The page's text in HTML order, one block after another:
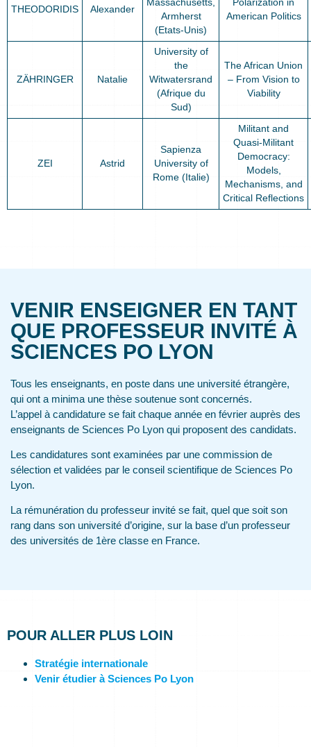
THEODORIDIS Alexander
Massachusetts,
Armherst
(Etats-Unis)
Polarization in
American Politics
ZÄHRINGER Natalie
University of
the
Witwatersrand
(Afrique du
Sud)
The African Union
– From Vision to
Viability
ZEI Astrid
Sapienza
University of
Rome (Italie)
Militant and
Quasi-Militant
Democracy:
Models,
Mechanisms, and
Critical Reflections
VENIR ENSEIGNER EN TANT
QUE PROFESSEUR INVITÉ À
SCIENCES PO LYON
Tous les enseignants, en poste dans une université étrangère,
qui ont a minima une thèse soutenue sont concernés.
L’appel à candidature se fait chaque année en février auprès des
enseignants de Sciences Po Lyon qui proposent des candidats.
Les candidatures sont examinées par une commission de
sélection et validées par le conseil scientifique de Sciences Po
Lyon.
La rémunération du professeur invité se fait, quel que soit son
rang dans son université d’origine, sur la base d’un professeur
des universités de 1ère classe en France.
POUR ALLER PLUS LOIN
Stratégie internationale
Venir étudier à Sciences Po Lyon